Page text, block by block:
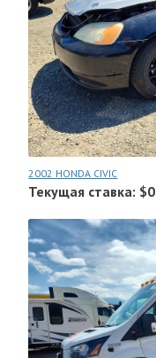
2002 HONDA CIVIC
Текущая ставка: $0